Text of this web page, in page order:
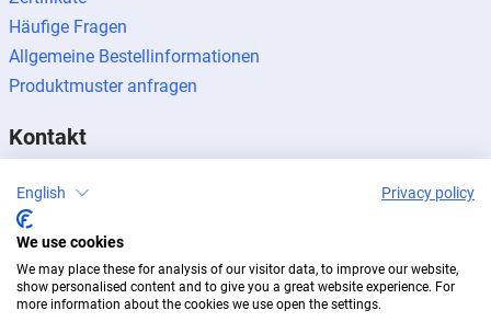
Häufige Fragen
Allgemeine Bestellinformationen
Produktmuster anfragen
Kontakt
Kontaktanfragen
Presseanfragen
Partner werden
English Privacy policy
We use cookies
We may place these for analysis of our visitor data, to improve our website,
show personalised content and to give you a great website experience. For
more information about the cookies we use open the settings.